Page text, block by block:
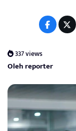
337 views
Oleh reporter